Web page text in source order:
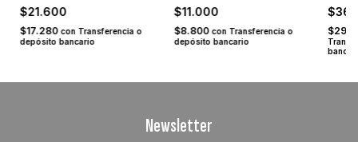
$21.600
$17.280 con Transferencia o
depósito bancario
$11.000
$8.800 con Transferencia o
depósito bancario
Newsletter